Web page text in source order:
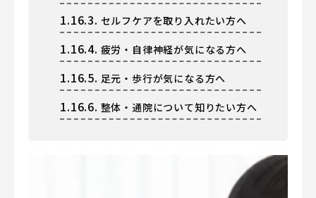
1.16.3. セルフケアを取り入れたい方へ
1.16.4. 疲労・自律神経が気になる方へ
1.16.5. 足元・歩行が気になる方へ
1.16.6. 整体・通院について知りたい方へ